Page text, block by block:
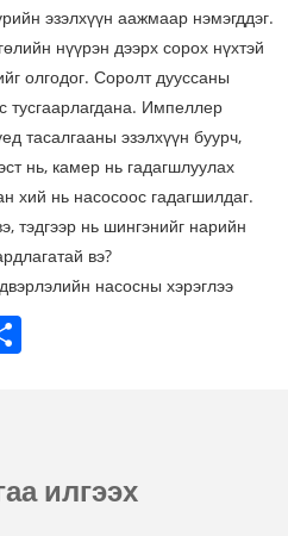
эзэлхүүн аажмаар нэмэгддэг.
нүүрэн дээрх сорох нүхтэй
олгодог. Соролт дууссаны
тусгаарлагдана. Импеллер
тасалгааны эзэлхүүн буурч,
нь, камер нь гадагшлуулах
хий нь насосоос гадагшилдаг.
тэдгээр нь шингэнийг нарийн
вэ?
насосны хэрэглээ
илгээх